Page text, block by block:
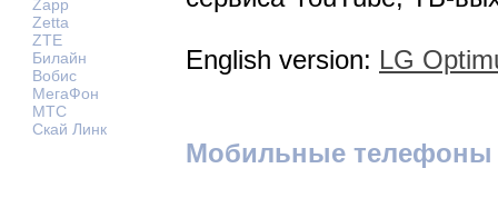
Zapp
Zetta
ZTE
Билайн
Вобис
МегаФон
МТС
Скай Линк
English version: LG
Мобильные телефоны